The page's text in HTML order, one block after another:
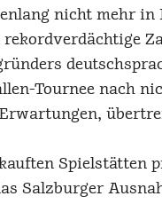
nicht mehr in
rekordverdächtige
Tournee nach
Spielstätten
Salzburger